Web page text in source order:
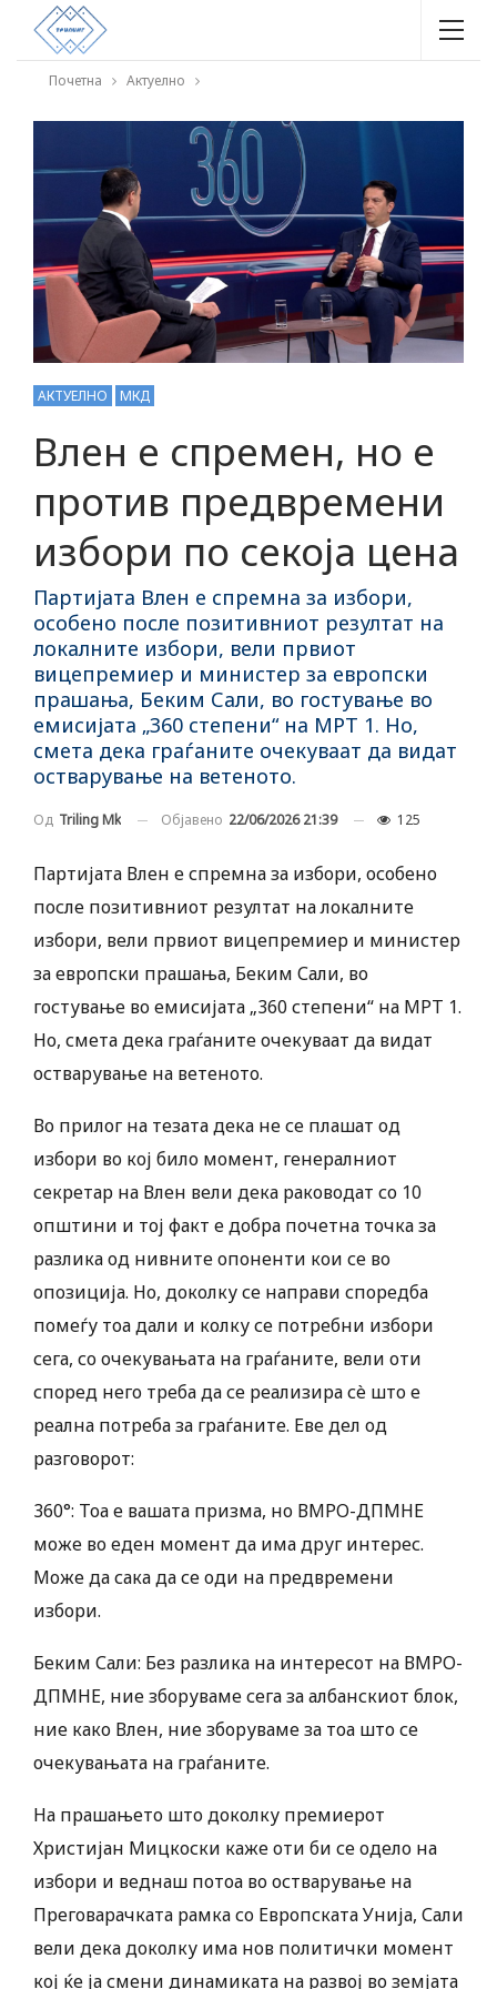
Почетна Актуелно
АКТУЕЛНО МКД
Влен е спремен, но е
против предвремени
избори по секоја цена
Партијата Влен е спремна за избори,
особено после позитивниот резултат на
локалните избори, вели првиот
вицепремиер и министер за европски
прашања, Беким Сали, во гостување во
емисијата „360 степени“ на МРТ 1. Но,
смета дека граѓаните очекуваат да видат
остварување на ветеното.
Од Triling Mk Објавено 22/06/2026 21:39 125
Партијата Влен е спремна за избори, особено
после позитивниот резултат на локалните
избори, вели првиот вицепремиер и министер
за европски прашања, Беким Сали, во
гостување во емисијата „360 степени“ на МРТ 1.
Но, смета дека граѓаните очекуваат да видат
остварување на ветеното.
Во прилог на тезата дека не се плашат од
избори во кој било момент, генералниот
секретар на Влен вели дека раководат со 10
општини и тој факт е добра почетна точка за
разлика од нивните опоненти кои се во
опозиција. Но, доколку се направи споредба
помеѓу тоа дали и колку се потребни избори
сега, со очекувањата на граѓаните, вели оти
според него треба да се реализира сè што е
реална потреба за граѓаните. Еве дел од
разговорот:
360°: Тоа е вашата призма, но ВМРО-ДПМНЕ
може во еден момент да има друг интерес.
Може да сака да се оди на предвремени
избори.
Беким Сали: Без разлика на интересот на ВМРО-
ДПМНЕ, ние зборуваме сега за албанскиот блок,
ние како Влен, ние зборуваме за тоа што се
очекувањата на граѓаните.
На прашањето што доколку премиерот
Христијан Мицкоски каже оти би се одело на
избори и веднаш потоа во остварување на
Преговарачката рамка со Европската Унија, Сали
вели дека доколку има нов политички момент
кој ќе ја смени динамиката на развој во земјата